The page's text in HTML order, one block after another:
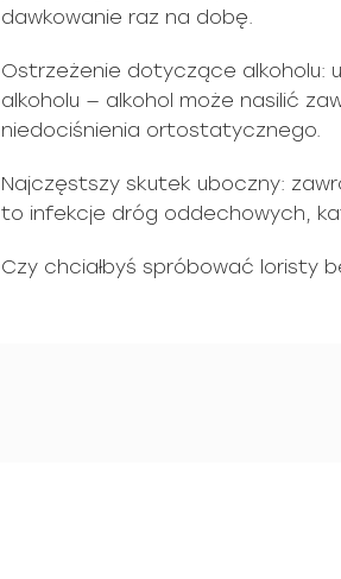
dawkowanie raz na dobę.
Ostrzeżenie dotyczące alkoholu:
alkoholu — alkohol może nasilić
niedociśnienia ortostatycznego.
Najczęstszy skutek uboczny:
to infekcje dróg oddechowych,
Czy chciałbyś spróbować loristy